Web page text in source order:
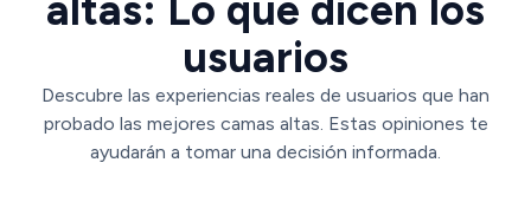
usuarios
Descubre las experiencias reales de usuarios que han
probado las mejores camas altas. Estas opiniones te
ayudarán a tomar una decisión informada.